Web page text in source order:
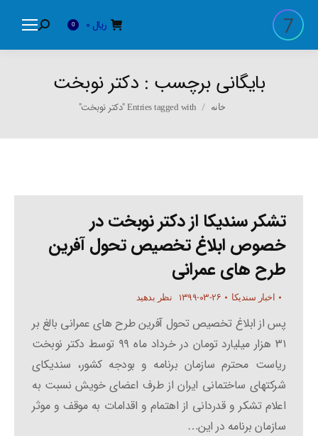
ریال 0
Search:
بایگانی برچسب : دکتر نوبخت
You are here:
خانه Entries tagged with "دکتر نوبخت"
تشکر سندیکا از دکتر نوبخت در
خصوص ابلاغ تخصیص تحول آفرین
طرح های عمرانی
اخبار سندیکا ۱۳۹۹-۰۳-۲۶ نظر بدهید
پس از ابلاغ تخصیص تحول آفرین طرح های عمرانی بالغ بر
۳۱ هزار میلیارد تومان در خرداد ماه ۹۹ توسط دکتر نوبخت
ریاست محترم سازمان برنامه و بودجه کشور، سندیکای
شرکتهای ساختمانی ایران از طرف اعضای خویش نسبت به
اعلام تشکر و قدردانی از اهتمام و اقدامات به موقف و موثر
سازمان برنامه در این…